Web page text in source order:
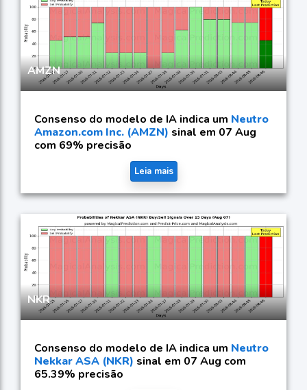
AMZN
Consenso do modelo de IA indica um Neutro
Amazon.com Inc. (AMZN) sinal em 07 Aug
com 69% precisão
Leia mais
NKR
Consenso do modelo de IA indica um Neutro
Nekkar ASA (NKR) sinal em 07 Aug com
65.39% precisão